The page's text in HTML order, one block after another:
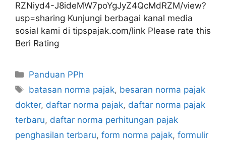
RZNiyd4-J8ideMW7poYgJyZ4QcMdRZM/view?
usp=sharing Kunjungi berbagai kanal media
sosial kami di tipspajak.com/link Please rate this
Beri Rating
Kategori
Panduan PPh
Tag
batasan norma pajak, besaran norma pajak
dokter, daftar norma pajak, daftar norma pajak
terbaru, daftar norma perhitungan pajak
penghasilan terbaru, form norma pajak, formulir